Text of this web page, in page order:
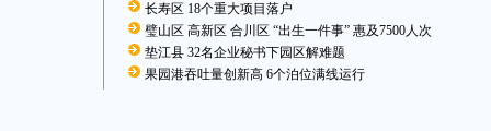
长寿区 18个重大项目落户
璧山区 高新区 合川区 “出生一件事” 惠及7500人次
垫江县 32名企业秘书下园区解难题
果园港吞吐量创新高 6个泊位满线运行